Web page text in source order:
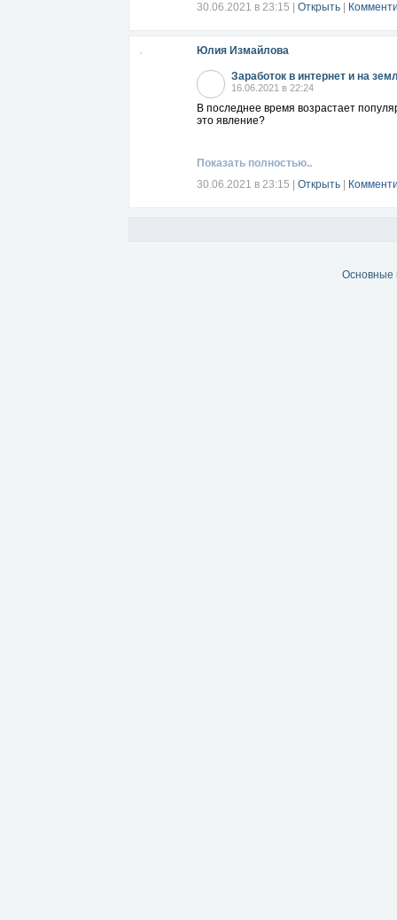
30.06.2021 в 23:15
Открыть
Юлия Измайлова
Заработок в интернет и на
16.06.2021 в 22:24
В последнее время возрастает
это явление?
Показать полностью..
30.06.2021 в 23:15
Открыть
Основные